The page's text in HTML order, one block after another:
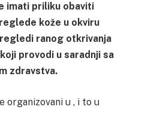
imati priliku obaviti
kože u okviru
ranog otkrivanja
provodi u saradnji sa
zdravstva.
u , i to u